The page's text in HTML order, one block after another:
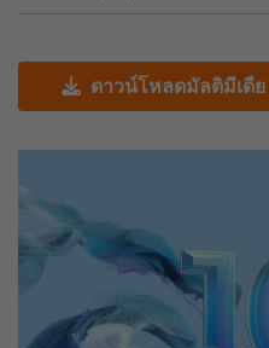
ดาวน์โหลดมัลติมีเดีย